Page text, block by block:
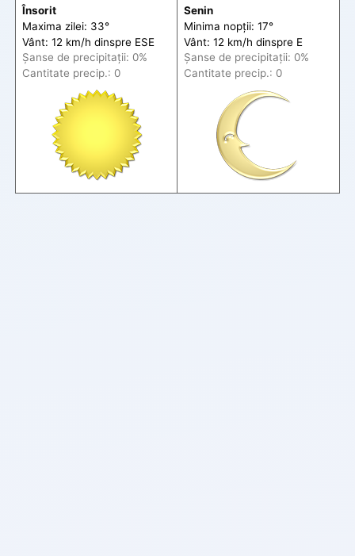
Însorit
Maxima zilei: 33°
Vânt: 12 km/h dinspre ESE
Șanse de precipitații: 0%
Cantitate precip.: 0
Senin
Minima nopții: 17°
Vânt: 12 km/h dinspre E
Șanse de precipitații: 0%
Cantitate precip.: 0